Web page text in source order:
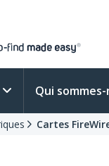
Qui sommes-
Cartes